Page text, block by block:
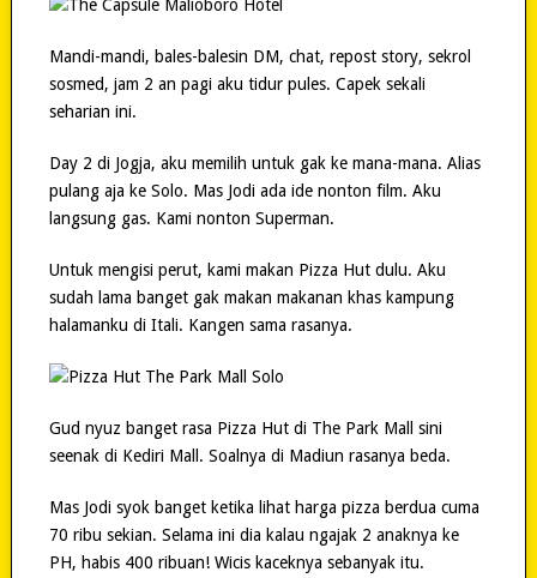
Mandi-mandi, bales-balesin DM, chat, repost story, sekrol
sosmed, jam 2 an pagi aku tidur pules. Capek sekali
seharian ini.
Day 2 di Jogja, aku memilih untuk gak ke mana-mana. Alias
pulang aja ke Solo. Mas Jodi ada ide nonton film. Aku
langsung gas. Kami nonton Superman.
Untuk mengisi perut, kami makan Pizza Hut dulu. Aku
sudah lama banget gak makan makanan khas kampung
halamanku di Itali. Kangen sama rasanya.
Gud nyuz banget rasa Pizza Hut di The Park Mall sini
seenak di Kediri Mall. Soalnya di Madiun rasanya beda.
Mas Jodi syok banget ketika lihat harga pizza berdua cuma
70 ribu sekian. Selama ini dia kalau ngajak 2 anaknya ke
PH, habis 400 ribuan! Wicis kaceknya sebanyak itu.